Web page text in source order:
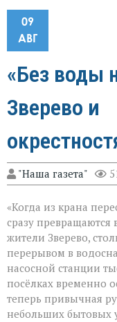
09
АВГ
«Без воды
Зверево и
"Наша газета"
«Когда из крана
сразу превращаются
жители Зверево,
перерывом в
насосной станции
посёлках временно
теперь привычная
небольших бытовых